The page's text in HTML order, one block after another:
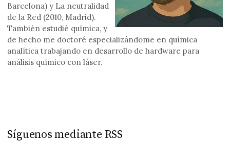
Barcelona) y La neutralidad
de la Red (2010, Madrid).
También estudié química, y
de hecho me doctoré especializándome en química
analítica trabajando en desarrollo de hardware para
análisis químico con láser.
Síguenos mediante RSS